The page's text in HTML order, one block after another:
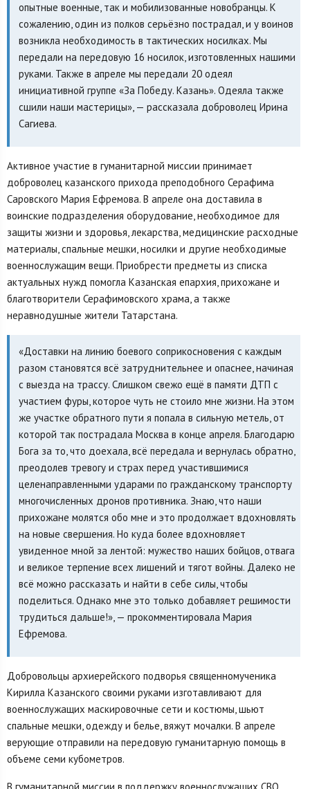
опытные военные, так и мобилизованные новобранцы. К
сожалению, один из полков серьёзно пострадал, и у воинов
возникла необходимость в тактических носилках. Мы
передали на передовую 16 носилок, изготовленных нашими
руками. Также в апреле мы передали 20 одеял
инициативной группе «За Победу. Казань». Одеяла также
сшили наши мастерицы», — рассказала доброволец Ирина
Сагиева.
Активное участие в гуманитарной миссии принимает
доброволец казанского прихода преподобного Серафима
Саровского Мария Ефремова. В апреле она доставила в
воинские подразделения оборудование, необходимое для
защиты жизни и здоровья, лекарства, медицинские расходные
материалы, спальные мешки, носилки и другие необходимые
военнослужащим вещи. Приобрести предметы из списка
актуальных нужд помогла Казанская епархия, прихожане и
благотворители Серафимовского храма, а также
неравнодушные жители Татарстана.
«Доставки на линию боевого соприкосновения с каждым
разом становятся всё затруднительнее и опаснее, начиная
с выезда на трассу. Слишком свежо ещё в памяти ДТП с
участием фуры, которое чуть не стоило мне жизни. На этом
же участке обратного пути я попала в сильную метель, от
которой так пострадала Москва в конце апреля. Благодарю
Бога за то, что доехала, всё передала и вернулась обратно,
преодолев тревогу и страх перед участившимися
целенаправленными ударами по гражданскому транспорту
многочисленных дронов противника. Знаю, что наши
прихожане молятся обо мне и это продолжает вдохновлять
на новые свершения. Но куда более вдохновляет
увиденное мной за лентой: мужество наших бойцов, отвага
и великое терпение всех лишений и тягот войны. Далеко не
всё можно рассказать и найти в себе силы, чтобы
поделиться. Однако мне это только добавляет решимости
трудиться дальше!», — прокомментировала Мария
Ефремова.
Добровольцы архиерейского подворья священномученика
Кирилла Казанского своими руками изготавливают для
военнослужащих маскировочные сети и костюмы, шьют
спальные мешки, одежду и белье, вяжут мочалки. В апреле
верующие отправили на передовую гуманитарную помощь в
объеме семи кубометров.
В гуманитарной миссии в поддержку военнослужащих СВО